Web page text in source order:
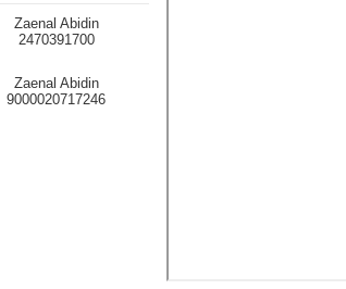
Zaenal Abidin
2470391700
Zaenal Abidin
9000020717246